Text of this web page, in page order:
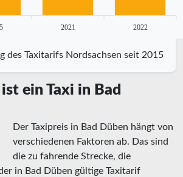
2021 2022
des Taxitarifs Nordsachsen seit 2015
ein Taxi in Bad
Der Taxipreis in Bad Düben hängt von
verschiedenen Faktoren ab. Das sind
die zu fahrende Strecke, die
in Bad Düben gültige Taxitarif